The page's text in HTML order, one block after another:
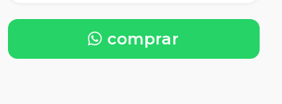
comprar